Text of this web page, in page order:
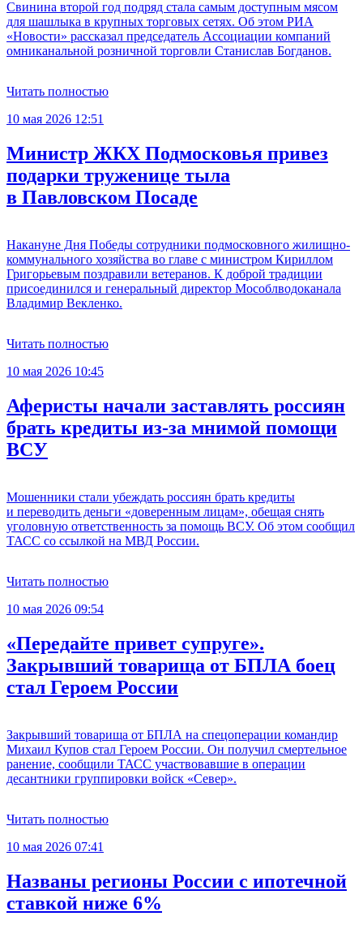
Свинина второй год подряд стала самым доступным мясом
для шашлыка в крупных торговых сетях. Об этом РИА
«Новости» рассказал председатель Ассоциации компаний
омниканальной розничной торговли Станислав Богданов.
Читать полностью
10 мая 2026 12:51
Министр ЖКХ Подмосковья привез
подарки труженице тыла
в Павловском Посаде
Накануне Дня Победы сотрудники подмосковного жилищно-
коммунального хозяйства во главе с министром Кириллом
Григорьевым поздравили ветеранов. К доброй традиции
присоединился и генеральный директор Мособлводоканала
Владимир Векленко.
Читать полностью
10 мая 2026 10:45
Аферисты начали заставлять россиян
брать кредиты из-за мнимой помощи
ВСУ
Мошенники стали убеждать россиян брать кредиты
и переводить деньги «доверенным лицам», обещая снять
уголовную ответственность за помощь ВСУ. Об этом сообщил
ТАСС со ссылкой на МВД России.
Читать полностью
10 мая 2026 09:54
«Передайте привет супруге».
Закрывший товарища от БПЛА боец
стал Героем России
Закрывший товарища от БПЛА на спецоперации командир
Михаил Купов стал Героем России. Он получил смертельное
ранение, сообщили ТАСС участвовавшие в операции
десантники группировки войск «Север».
Читать полностью
10 мая 2026 07:41
Названы регионы России с ипотечной
ставкой ниже 6%